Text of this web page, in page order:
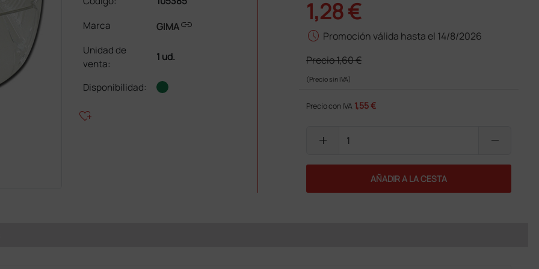
Marca
GIMAlink
Unidad de
venta:
1 ud.
Disponibilidad:
heart_plus
1,28 €
schedule Promoción válida hasta el 14/8/2026
Precio1,60 €
(Precio sin IVA)
Precio con IVA 1,55 €
add remove
AÑADIR A LA CESTA